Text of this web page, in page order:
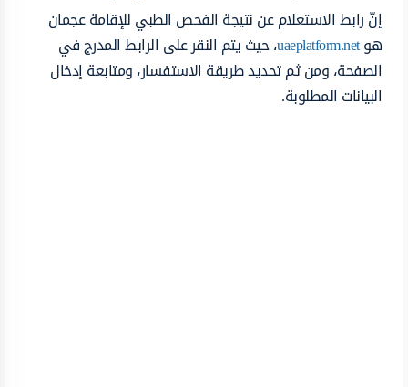
إنّ رابط الاستعلام عن نتيجة الفحص الطبي للإقامة عجمان
هوuaeplatform.net، حيث يتم النقر على الرابط المدرج في
الصفحة، ومن ثم تحديد طريقة الاستفسار، ومتابعة إدخال
البيانات المطلوبة.